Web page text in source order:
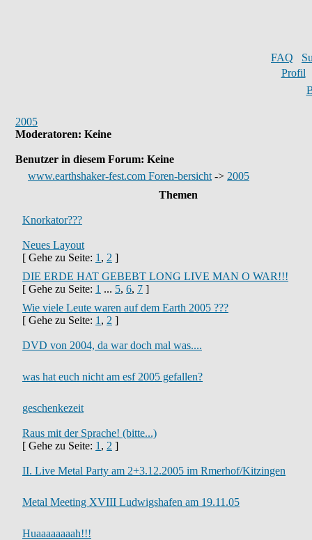
FAQ
Profil
2005
Moderatoren: Keine
Benutzer in diesem Forum: Keine
www.earthshaker-fest.com Foren-bersicht -> 2005
Themen
Knorkator???
Neues Layout
[ Gehe zu Seite: 1 , 2 ]
DIE ERDE HAT GEBEBT LONG LIVE MAN O WAR!!!
[ Gehe zu Seite: 1 ... 5, 6, 7 ]
Wie viele Leute waren auf dem Earth 2005 ???
[ Gehe zu Seite: 1 , 2 ]
DVD von 2004, da war doch mal was....
was hat euch nicht am esf 2005 gefallen?
geschenkezeit
Raus mit der Sprache! (bitte...)
[ Gehe zu Seite: 1 , 2 ]
II. Live Metal Party am 2+3.12.2005 im Rmerhof/Kitzingen
Metal Meeting XVIII Ludwigshafen am 19.11.05
Huaaaaaaaah!!!